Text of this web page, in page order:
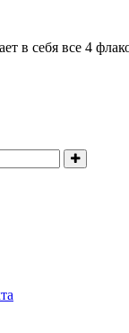
в себя все 4